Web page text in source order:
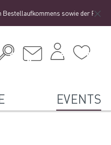
sowie der Ferienzeit zu
EVENTS